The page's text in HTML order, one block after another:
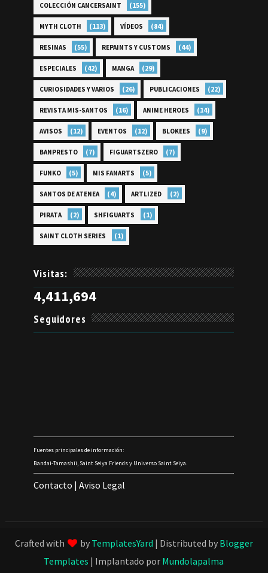
COLECCIÓN CANCERSAINT (155)
MYTH CLOTH (113) VÍDEOS (84)
RESINAS (55) REPAINTS Y CUSTOMS (44)
ESPECIALES (42) MANGA (29)
CURIOSIDADES Y VARIOS (26) PUBLICACIONES (22)
REVISTA MIS-SANTOS (16) ANIME HEROES (14)
AVISOS (12) EVENTOS (12) BLOKEES (9)
BANPRESTO (7) FIGUARTSZERO (7)
FUNKO (5) MIS FANARTS (5)
SANTOS DE ATENEA (4) ARTLIZED (2)
PIRATA (2) SHFIGUARTS (1)
SAINT CLOTH SERIES (1)
Visitas:
4,411,694
Seguidores
Fuentes principales de información:
Bandai-Tamashii, Saint Seiya Friends y Universo Saint Seiya.
Contacto |Aviso Legal
Crafted with by TemplatesYard | Distributed by Blogger
Templates | Implantado por Mundolapalma